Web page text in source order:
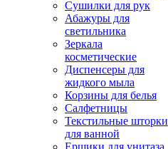
Сушилки для рук
Абажуры для
светильника
Зеркала
косметические
Диспенсеры для
жидкого мыла
Корзины для белья
Салфетницы
Текстильные шторки
для ванной
Ершики для унитаза